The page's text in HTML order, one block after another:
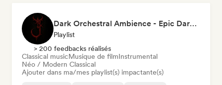
Dark Orchestral Ambience - Epic Dark Fantasy Music
Playlist
> 200 feedbacks réalisés
Classical musicMusique de filmInstrumental
Néo / Modern Classical
Ajouter dans ma/mes playlist(s) impactante(s)